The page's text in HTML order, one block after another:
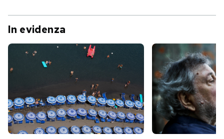
AREA PERSONALE
Entra
In evidenza